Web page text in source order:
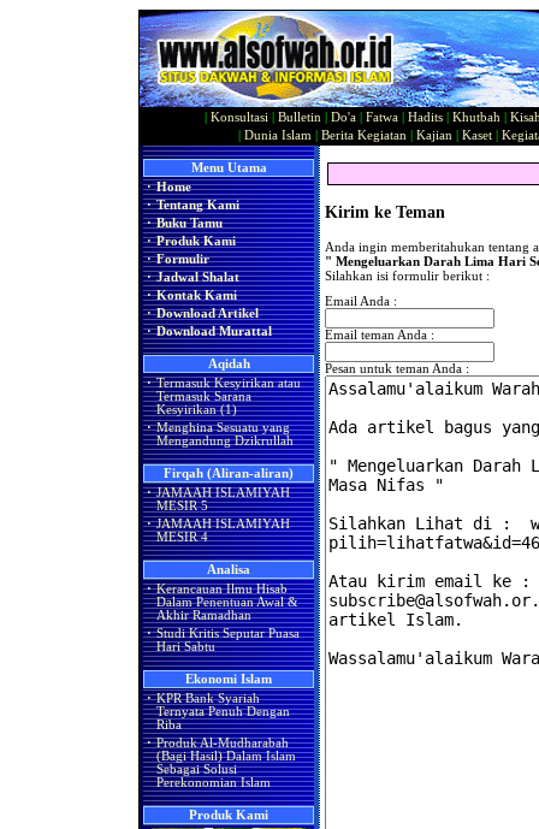
Konsultasi Bulletin Do'a Fatwa Hadits Khutbah
Dunia Islam Berita Kegiatan Kajian Kaset|
Menu Utama
· Home
· Tentang Kami
· Buku Tamu
· Produk Kami
· Formulir
· Jadwal Shalat
· Kontak Kami
· Download Artikel
· Download Murattal
Aqidah
· Termasuk Kesyirikan atau
Termasuk Sarana
Kesyirikan (1)
· Menghina Sesuatu yang
Mengandung Dzikrullah
Firqah (Aliran-aliran)
· JAMAAH ISLAMIYAH
MESIR 5
· JAMAAH ISLAMIYAH
MESIR 4
Analisa
· Kerancauan Ilmu Hisab
Dalam Penentuan Awal &
Akhir Ramadhan
· Studi Kritis Seputar Puasa
Hari Sabtu
Ekonomi Islam
· KPR Bank Syariah
Ternyata Penuh Dengan
Riba
· Produk Al-Mudharabah
(Bagi Hasil) Dalam Islam
Sebagai Solusi
Perekonomian Islam
Produk Kami
Kirim ke Teman
Anda ingin memberitahukan tentang
" Mengeluarkan Darah Lima Hari
Silahkan isi formulir berikut :
Email Anda :
Email teman Anda :
Pesan untuk teman Anda :